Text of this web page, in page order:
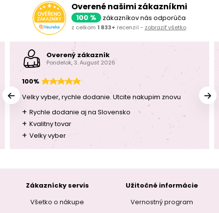
Overené našimi zákazníkmi
100 % zákazníkov nás odporúča
z celkom 1 833+ recenzií - zobraziť všetko
Overený zákazník
Pondelok, 3. August 2026
100%
Velky vyber, rychle dodanie. Utcite nakupim znovu
+ Rychle dodanie aj na Slovensko
+ Kvalitny tovar
+ Velky vyber
Zákaznícky servis
Všetko o nákupe
Užitočné informácie
Vernostný program